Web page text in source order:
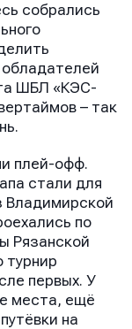
собрались
ШБЛ «КЭС-
– так
плей-офф.
стали для
Владимирской
по
Рязанской
турнир
первых. У
места, ещё
на